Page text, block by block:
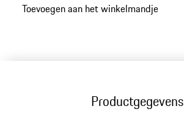
Toevoegen aan het winkelmandje
Productgegevens